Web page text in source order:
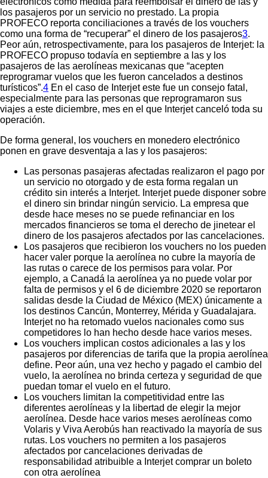
los pasajeros por un servicio no prestado. La propia
PROFECO reporta conciliaciones a través de los vouchers
como una forma de “recuperar” el dinero de los pasajeros3.
Peor aún, retrospectivamente, para los pasajeros de Interjet: la
PROFECO propuso todavía en septiembre a las y los
pasajeros de las aerolíneas mexicanas que “acepten
reprogramar vuelos que les fueron cancelados a destinos
turísticos”.4 En el caso de Interjet este fue un consejo fatal,
especialmente para las personas que reprogramaron sus
viajes a este diciembre, mes en el que Interjet canceló toda su
operación.
De forma general, los vouchers en monedero electrónico
ponen en grave desventaja a las y los pasajeros:
Las personas pasajeras afectadas realizaron el pago por
un servicio no otorgado y de esta forma regalan un
crédito sin interés a Interjet. Interjet puede disponer sobre
el dinero sin brindar ningún servicio. La empresa que
desde hace meses no se puede refinanciar en los
mercados financieros se toma el derecho de jinetear el
dinero de los pasajeros afectados por las cancelaciones.
Los pasajeros que recibieron los vouchers no los pueden
hacer valer porque la aerolínea no cubre la mayoría de
las rutas o carece de los permisos para volar. Por
ejemplo, a Canadá la aerolínea ya no puede volar por
falta de permisos y el 6 de diciembre 2020 se reportaron
salidas desde la Ciudad de México (MEX) únicamente a
los destinos Cancún, Monterrey, Mérida y Guadalajara.
Interjet no ha retomado vuelos nacionales como sus
competidores lo han hecho desde hace varios meses.
Los vouchers implican costos adicionales a las y los
pasajeros por diferencias de tarifa que la propia aerolínea
define. Peor aún, una vez hecho y pagado el cambio del
vuelo, la aerolínea no brinda certeza y seguridad de que
puedan tomar el vuelo en el futuro.
Los vouchers limitan la competitividad entre las
diferentes aerolíneas y la libertad de elegir la mejor
aerolínea. Desde hace varios meses aerolíneas como
Volaris y Viva Aerobús han reactivado la mayoría de sus
rutas. Los vouchers no permiten a los pasajeros
afectados por cancelaciones derivadas de
responsabilidad atribuible a Interjet comprar un boleto
con otra aerolínea